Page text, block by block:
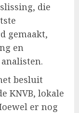
die
gemaakt,
en
besluit
KNVB, lokale
er nog